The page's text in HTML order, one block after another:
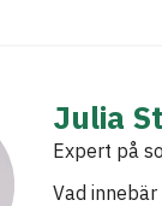
Julia
Expert på
Vad